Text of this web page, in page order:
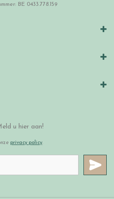
BE 0433.778.159
u hier aan!
privacy policy.